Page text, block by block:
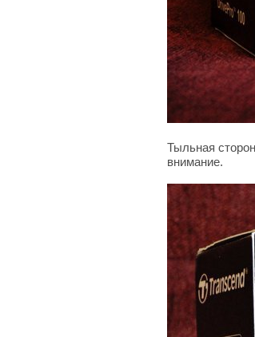
Тыльная
внимание.